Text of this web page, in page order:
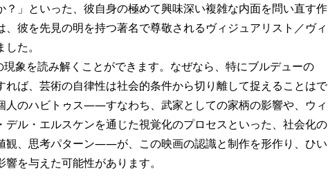
？」といった、彼自身の極めて興味深い複雑な内面を問い直す作
彼を先見の明を持つ著名で尊敬されるヴィジュアリスト／ヴィ
た。
象を読み解くことができます。なぜなら、特にブルデューの
れば、芸術の自律性は社会的条件から切り離して捉えることはで
人のハビトゥス——すなわち、武家としての家柄の影響や、ウィ
デル・エルスケンを通じた視覚化のプロセスといった、社会化の
観、思考パターン——が、この映画の認識と制作を形作り、ひい
を与えた可能性があります。